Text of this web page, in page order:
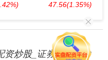
47.56(1.35%)
资炒股_证券交易APP